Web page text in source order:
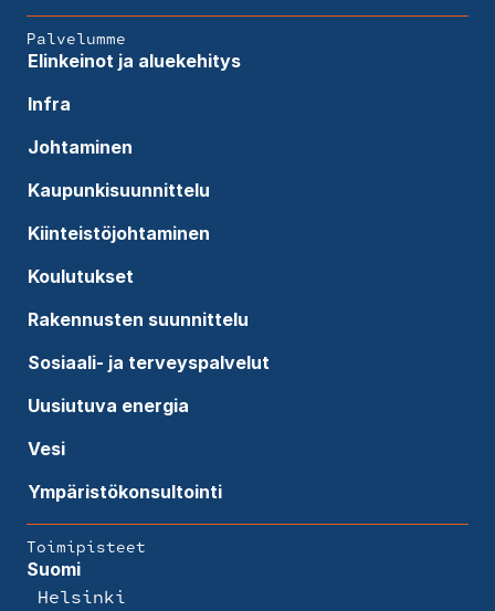
Palvelumme
Elinkeinot ja aluekehitys
Infra
Johtaminen
Kaupunkisuunnittelu
Kiinteistöjohtaminen
Koulutukset
Rakennusten suunnittelu
Sosiaali- ja terveyspalvelut
Uusiutuva energia
Vesi
Ympäristökonsultointi
Toimipisteet
Suomi
Helsinki